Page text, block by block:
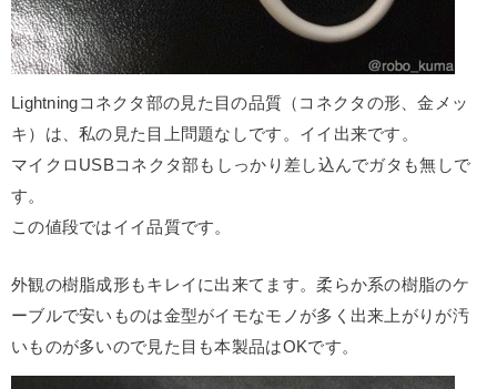
Lightningコネクタ部の見た目の品質（コネクタの形、金メッ
キ）は、私の見た目上問題なしです。イイ出来です。
マイクロUSBコネクタ部もしっかり差し込んでガタも無しで
す。
この値段ではイイ品質です。
外観の樹脂成形もキレイに出来てます。柔らか系の樹脂のケ
ーブルで安いものは金型がイモなモノが多く出来上がりが汚
いものが多いので見た目も本製品はOKです。